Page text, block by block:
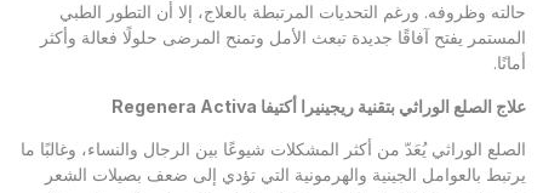
حالته وظروفه. ورغم التحديات المرتبطة بالعلاج، إلا أن التطور الطبي
المستمر يفتح آفاقًا جديدة تبعث الأمل وتمنح المرضى حلولًا فعالة وأكثر
أمانًا.
علاج الصلع الوراثي بتقنية ريجينيرا أكتيفا
الصلع الوراثي يُعَدّ من أكثر المشكلات شيوعًا بين الرجال والنساء، وغالبًا ما
يرتبط بالعوامل الجينية والهرمونية التي تؤدي إلى ضعف بصيلات الشعر